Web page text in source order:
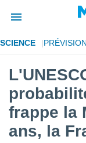
de
a
par
SCIENCE
frappe la
ans, la